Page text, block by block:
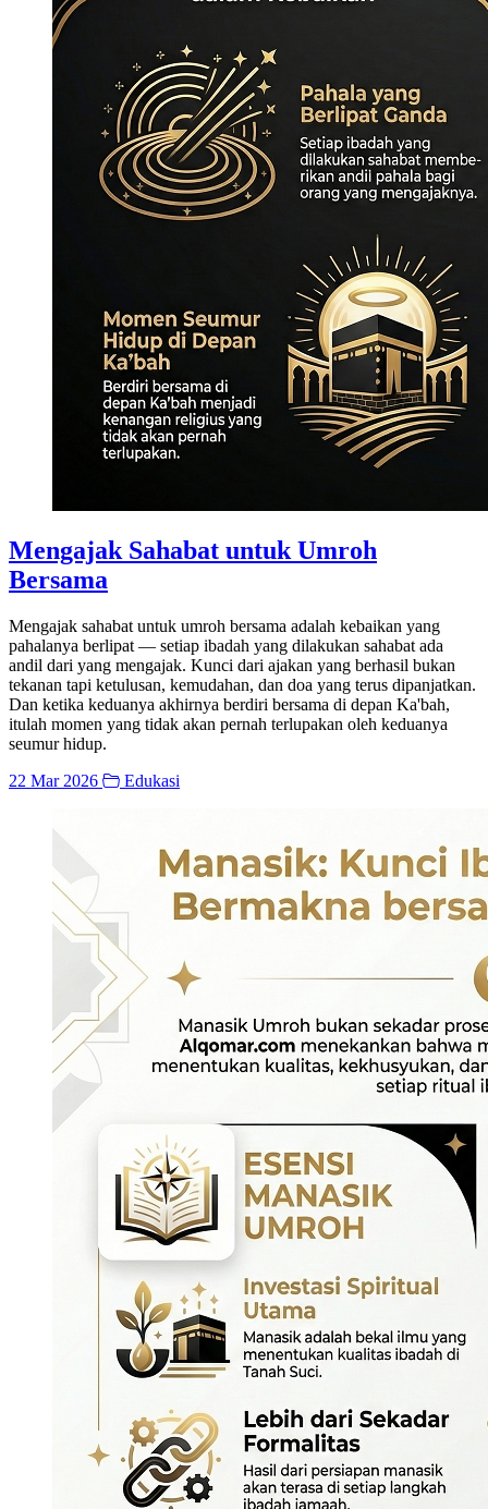
Mengajak Sahabat untuk Umroh
Bersama
Mengajak sahabat untuk umroh bersama adalah kebaikan yang
pahalanya berlipat — setiap ibadah yang dilakukan sahabat ada
andil dari yang mengajak. Kunci dari ajakan yang berhasil bukan
tekanan tapi ketulusan, kemudahan, dan doa yang terus dipanjatkan.
Dan ketika keduanya akhirnya berdiri bersama di depan Ka'bah,
itulah momen yang tidak akan pernah terlupakan oleh keduanya
seumur hidup.
22 Mar 2026
Edukasi